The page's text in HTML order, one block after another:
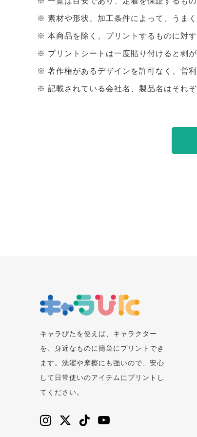
素材や形状、加工条件によって、うま
本商品を除く、プリントするものに対
プリントシートは一度貼り付けると剥
著作権があるデザインを許可なく、営
記載されている会社名、製品名はそれ
キャラぴたを使えば、キャラクター
を、身近なものに簡単にプリントでき
ます。洗濯や摩擦にも強いので、安心
して日常使いのアイテムにプリントし
てください。